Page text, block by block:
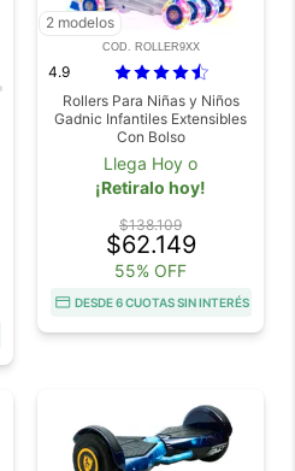
2 modelos
COD. ROLLER9XX
4.9
Rollers Para Niñas y Niños
Gadnic Infantiles Extensibles
Con Bolso
Llega Hoy o
¡Retiralo hoy!
$138.109
$62.149
55% OFF
DESDE 6 CUOTAS SIN INTERÉS